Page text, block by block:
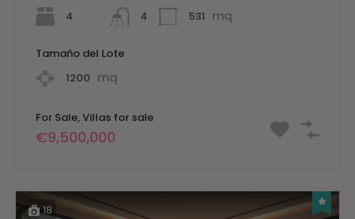
4
4
531 mq
Tamaño del Lote
1200 mq
For Sale, Villas for sale
€9,500,000
18